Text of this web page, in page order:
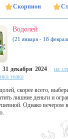
Скорпион
Водолей
(21 января - 18
31 декабря 2024
на
знака
скорее всего,
лишние деньги и
Однако вечером